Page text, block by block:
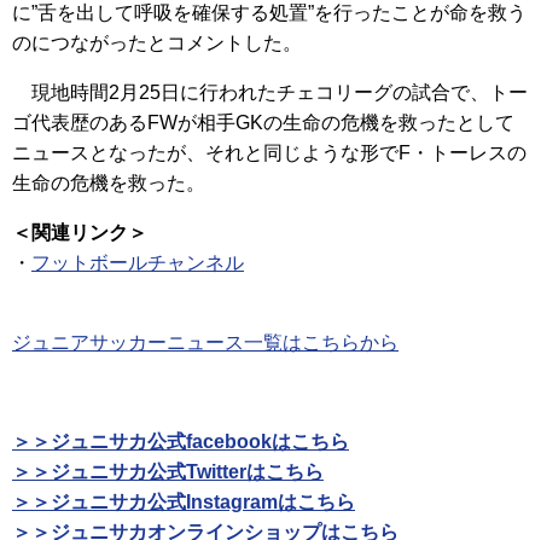
に”舌を出して呼吸を確保する処置”を行ったことが命を救う
のにつながったとコメントした。
現地時間2月25日に行われたチェコリーグの試合で、トー
ゴ代表歴のあるFWが相手GKの生命の危機を救ったとして
ニュースとなったが、それと同じような形でF・トーレスの
生命の危機を救った。
＜関連リンク＞
・ フットボールチャンネル
ジュニアサッカーニュース一覧はこちらから
＞＞ジュニサカ公式facebookはこちら
＞＞ジュニサカ公式Twitterはこちら
＞＞ジュニサカ公式Instagramはこちら
＞＞ジュニサカオンラインショップはこちら